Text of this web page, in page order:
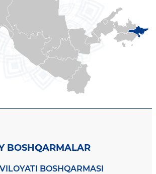
BOSHQARMALAR
BOSHQARMASI